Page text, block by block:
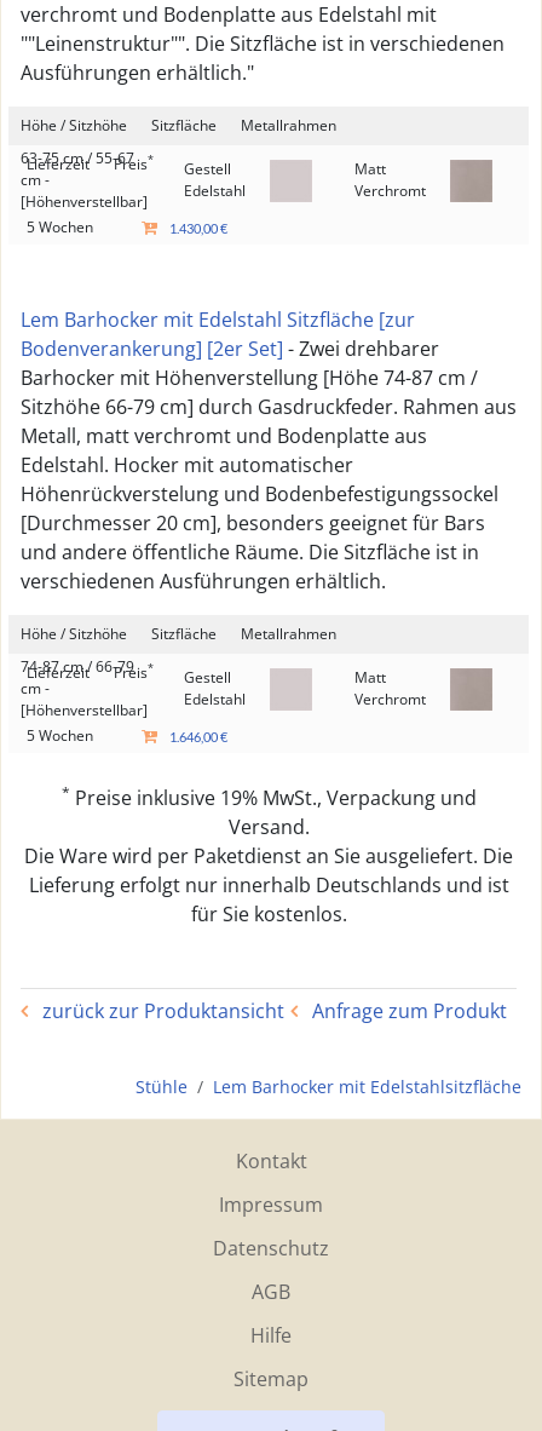
verchromt und Bodenplatte aus Edelstahl mit
""Leinenstruktur"". Die Sitzfläche ist in verschiedenen
Ausführungen erhältlich."
Höhe / Sitzhöhe Sitzfläche
Metallrahmen
Lieferzeit
Preis*
63-75 cm / 55-67
cm -
[Höhenverstellbar]
Gestell
Edelstahl
Matt
Verchromt
5 Wochen
1.430,00 €
Lem Barhocker mit Edelstahl Sitzfläche [zur
Bodenverankerung] [2er Set] - Zwei drehbarer
Barhocker mit Höhenverstellung [Höhe 74-87 cm /
Sitzhöhe 66-79 cm] durch Gasdruckfeder. Rahmen aus
Metall, matt verchromt und Bodenplatte aus
Edelstahl. Hocker mit automatischer
Höhenrückverstelung und Bodenbefestigungssockel
[Durchmesser 20 cm], besonders geeignet für Bars
und andere öffentliche Räume. Die Sitzfläche ist in
verschiedenen Ausführungen erhältlich.
Höhe / Sitzhöhe Sitzfläche
Metallrahmen
Lieferzeit
Preis*
74-87 cm / 66-79
cm -
[Höhenverstellbar]
Gestell
Edelstahl
Matt
Verchromt
5 Wochen
1.646,00 €
* Preise inklusive 19% MwSt., Verpackung und
Versand.
Die Ware wird per Paketdienst an Sie ausgeliefert. Die
Lieferung erfolgt nur innerhalb Deutschlands und ist
für Sie kostenlos.
zurück zur Produktansicht Anfrage zum Produkt
Stühle Lem Barhocker mit Edelstahlsitzfläche
Kontakt
Impressum
Datenschutz
AGB
Hilfe
Sitemap